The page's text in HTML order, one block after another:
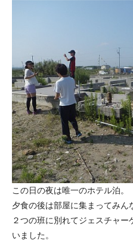
この日の夜は唯一のホテル泊。
夕食の後は部屋に集まってみん
２つの班に別れてジェスチャ
いました。